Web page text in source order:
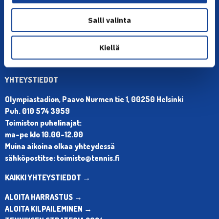
Salli valinta
Kiellä
YHTEYSTIEDOT
Olympiastadion, Paavo Nurmen tie 1, 00250 Helsinki
Puh. 010 574 3959
Toimiston puhelinajat:
ma-pe klo 10.00-12.00
Muina aikoina olkaa yhteydessä
sähköpostitse: toimisto@tennis.fi
KAIKKI YHTEYSTIEDOT →
ALOITA HARRASTUS →
ALOITA KILPAILEMINEN →